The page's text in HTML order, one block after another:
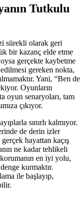
Tutkulu
sürekli olarak geri
bir kazanç elde etme
gerçekte kaybetme
gereken nokta,
Yani, “Ben de
Oyunların
oyun senaryoları, tam
çıkıyor.
sınırlı kalmıyor.
de derin izler
hayattan kaçış
ne kadar tehlikeli
en iyi yolu,
kurmaktır.
ile başlayıp,